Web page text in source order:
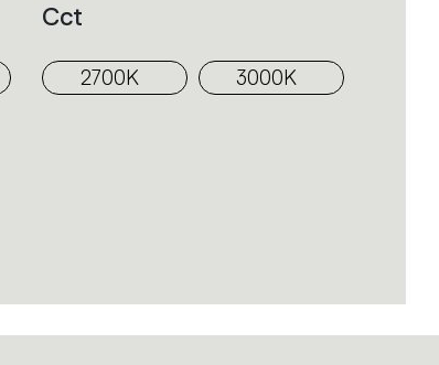
Cct
2700K 3000K